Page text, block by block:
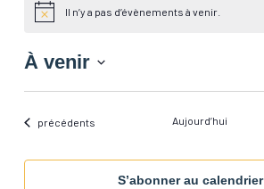
NoticeIl n’y a pas d’évènements à venir.
À venir
date.Évènements
précédents Aujourd’hui
S’abonner au calendrier